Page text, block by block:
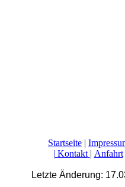
Startseite |
| Kontakt | Anfahrt
Letzte Änderung: